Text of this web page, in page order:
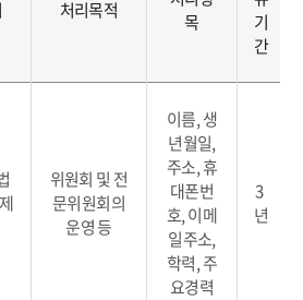
처리목적
목
기
간
위원회 및 전
문위원회의
운영 등
이름, 생
년월일,
주소, 휴
대폰번
호, 이메
일주소,
학력, 주
요경력
3
년